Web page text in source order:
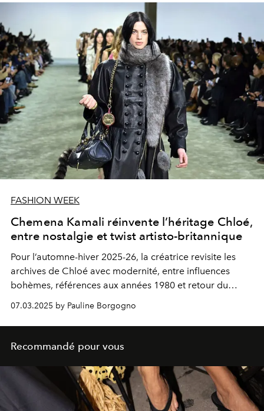
FASHION WEEK
Chemena Kamali réinvente l’héritage Chloé,
entre nostalgie et twist artisto-britannique
Pour l’automne-hiver 2025-26, la créatrice revisite les
archives de Chloé avec modernité, entre influences
bohèmes, références aux années 1980 et retour du
mythique sac Paddington.
07.03.2025 by Pauline Borgogno
Recommandé pour vous